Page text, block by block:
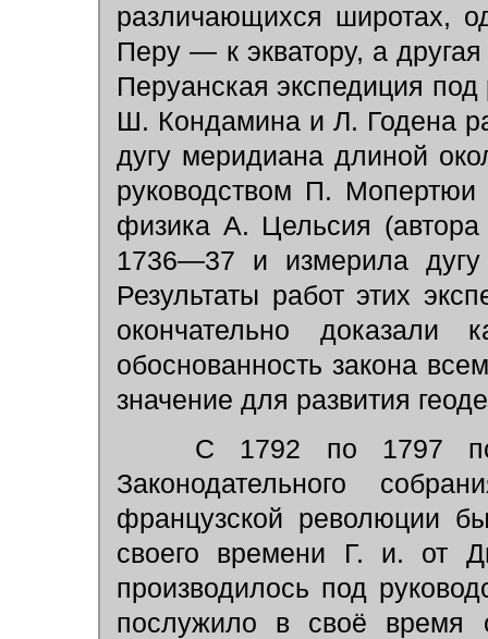
различающихся широтах,
Перу — к экватору, а
Перуанская экспедиция
Ш. Кондамина и Л. Годена
дугу меридиана длиной
руководством П.
физика А. Цельсия
1736—37 и измерила
Результаты работ этих
окончательно
обоснованность закона
значение для развития
С 1792 по 1797 по
Законодательного
французской революции
своего времени Г. и. от
производилось под
послужило в своё время